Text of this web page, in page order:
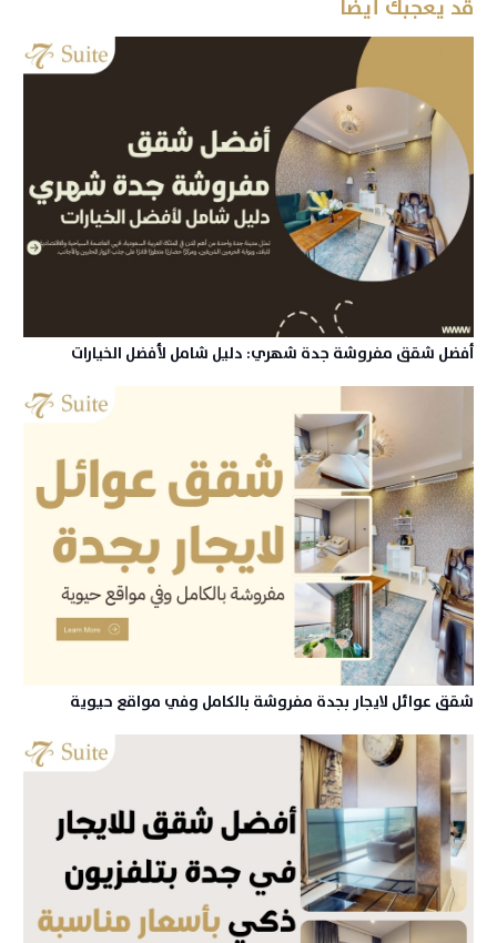
قد يعجبك أيضا
أفضل شقق مفروشة جدة شهري: دليل شامل لأفضل الخيارات
شقق عوائل لايجار بجدة مفروشة بالكامل وفي مواقع حيوية